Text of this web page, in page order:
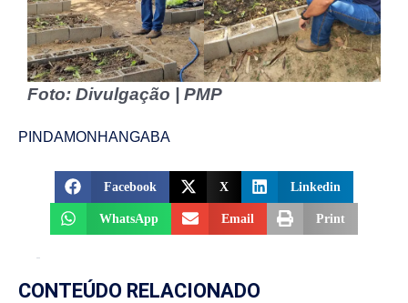
Foto: Divulgação | PMP
PINDAMONHANGABA
Facebook X Linkedin
WhatsApp Email Print
CONTEÚDO RELACIONADO